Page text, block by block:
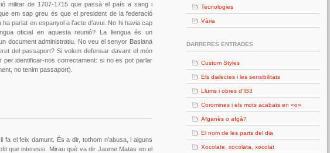
militar de 1707-1715 que passà el país a sang i
em sap greu és que el president de la federació
ha parlat en espanyol a l’acte d’avui. No hi havia cap
oficial en aquesta reunió? La llengua és un
document administratiu. No veu el senyor Basiana
del passaport? Si volem defensar davant el món
identificar-nos correctament: si no es pot parlar
no tenim passaport).
fa el feix damunt. És a dir, tothom n’abusa, i alguns
que interessi. Mirau què va dir Jaume Matas en el
Tecnologies
Vària
DARRERES ENTRADES
Custom Styles
Els dialectes i les sensibilitats
Llums i obres d'IB3
Coromines i els mots acabats en «o»
Afganès o afgà?
El nom de les parts del dia
Xocolate, xocolata, xocolat